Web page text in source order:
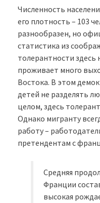
Численность
его плотность – 103
разнообразен, но
статистика из
толерантности здесь
проживает много
Востока. В этом
детей не разделять
целом, здесь
Однако мигранту
работу –
претендентам с
Средняя
Франции
высокая